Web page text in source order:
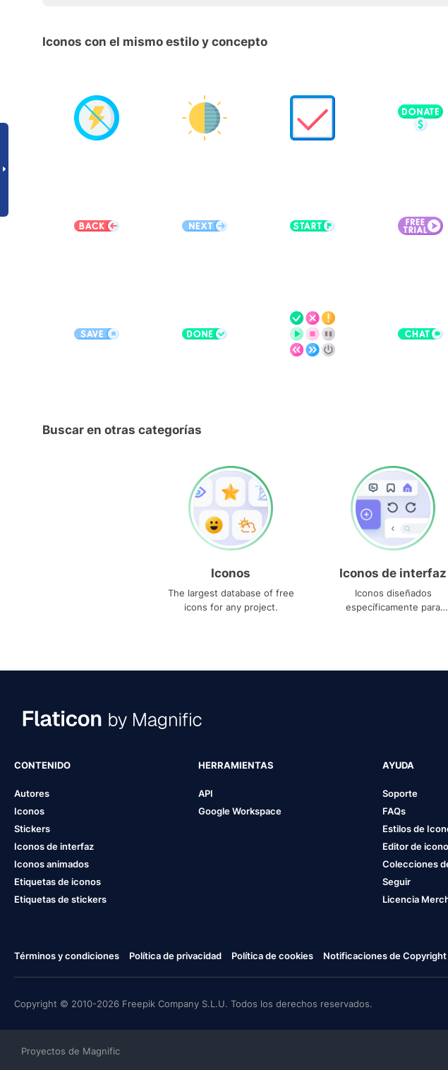
Iconos con el mismo estilo y concepto
Buscar en otras categorías
Iconos
The largest database of free
icons for any project.
Iconos de interfaz
Iconos diseñados
específicamente para
CONTENIDO
Autores
Iconos
Stickers
Iconos de interfaz
Iconos animados
Etiquetas de iconos
Etiquetas de stickers
HERRAMIENTAS
API
Google Workspace
AYUDA
Soporte
FAQs
Estilos de
Editor de
Colecciones
Seguir
Licencia
Términos y condiciones Política de privacidad Política de cookies Notificaciones de Copyright
Copyright © 2010-2026 Freepik Company S.L.U. Todos los derechos reservados.
Proyectos de Magnific